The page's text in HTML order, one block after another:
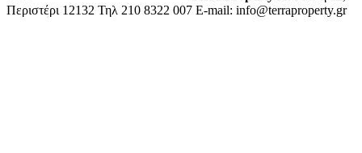
Περιστέρι 12132 Τηλ 210 8322 007 E-mail: info@terraproperty.gr